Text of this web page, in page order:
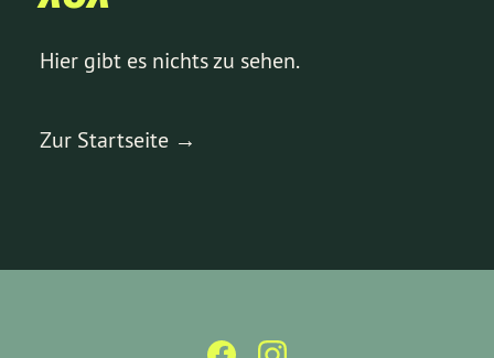
Hier gibt es nichts zu sehen.
Zur Startseite →